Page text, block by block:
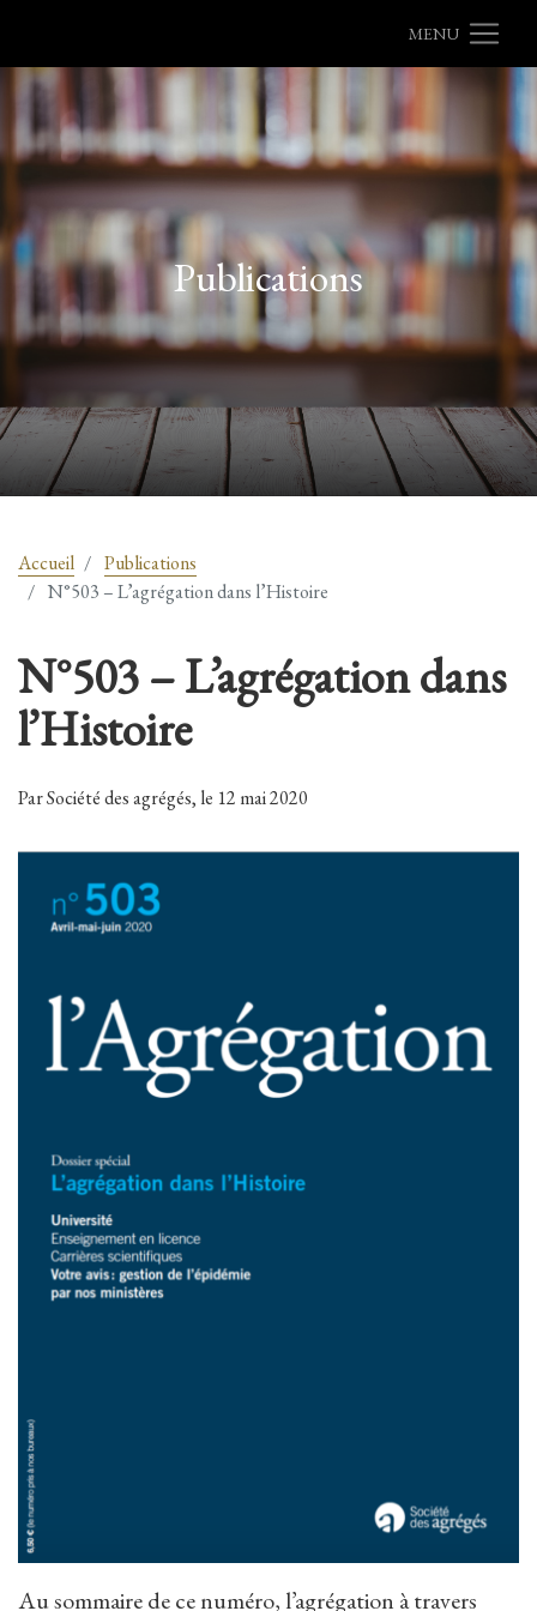
MENU
Publications
Accueil
Publications
N°503 – L’agrégation dans l’Histoire
N°503 – L’agrégation dans
l’Histoire
Par Société des agrégés, le 12 mai 2020
Au sommaire de ce numéro, l’agrégation à travers